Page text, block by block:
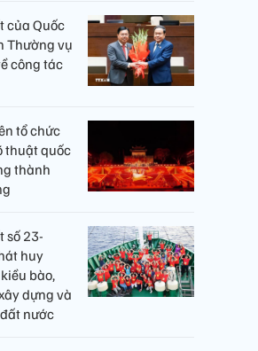
của Quốc
Thường vụ
công tác
tổ chức
thuật quốc
thành
số 23-
huy
bào,
dựng và
nước